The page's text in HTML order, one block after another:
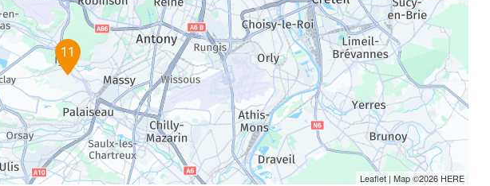
11
Leaflet | Map ©2026 HERE